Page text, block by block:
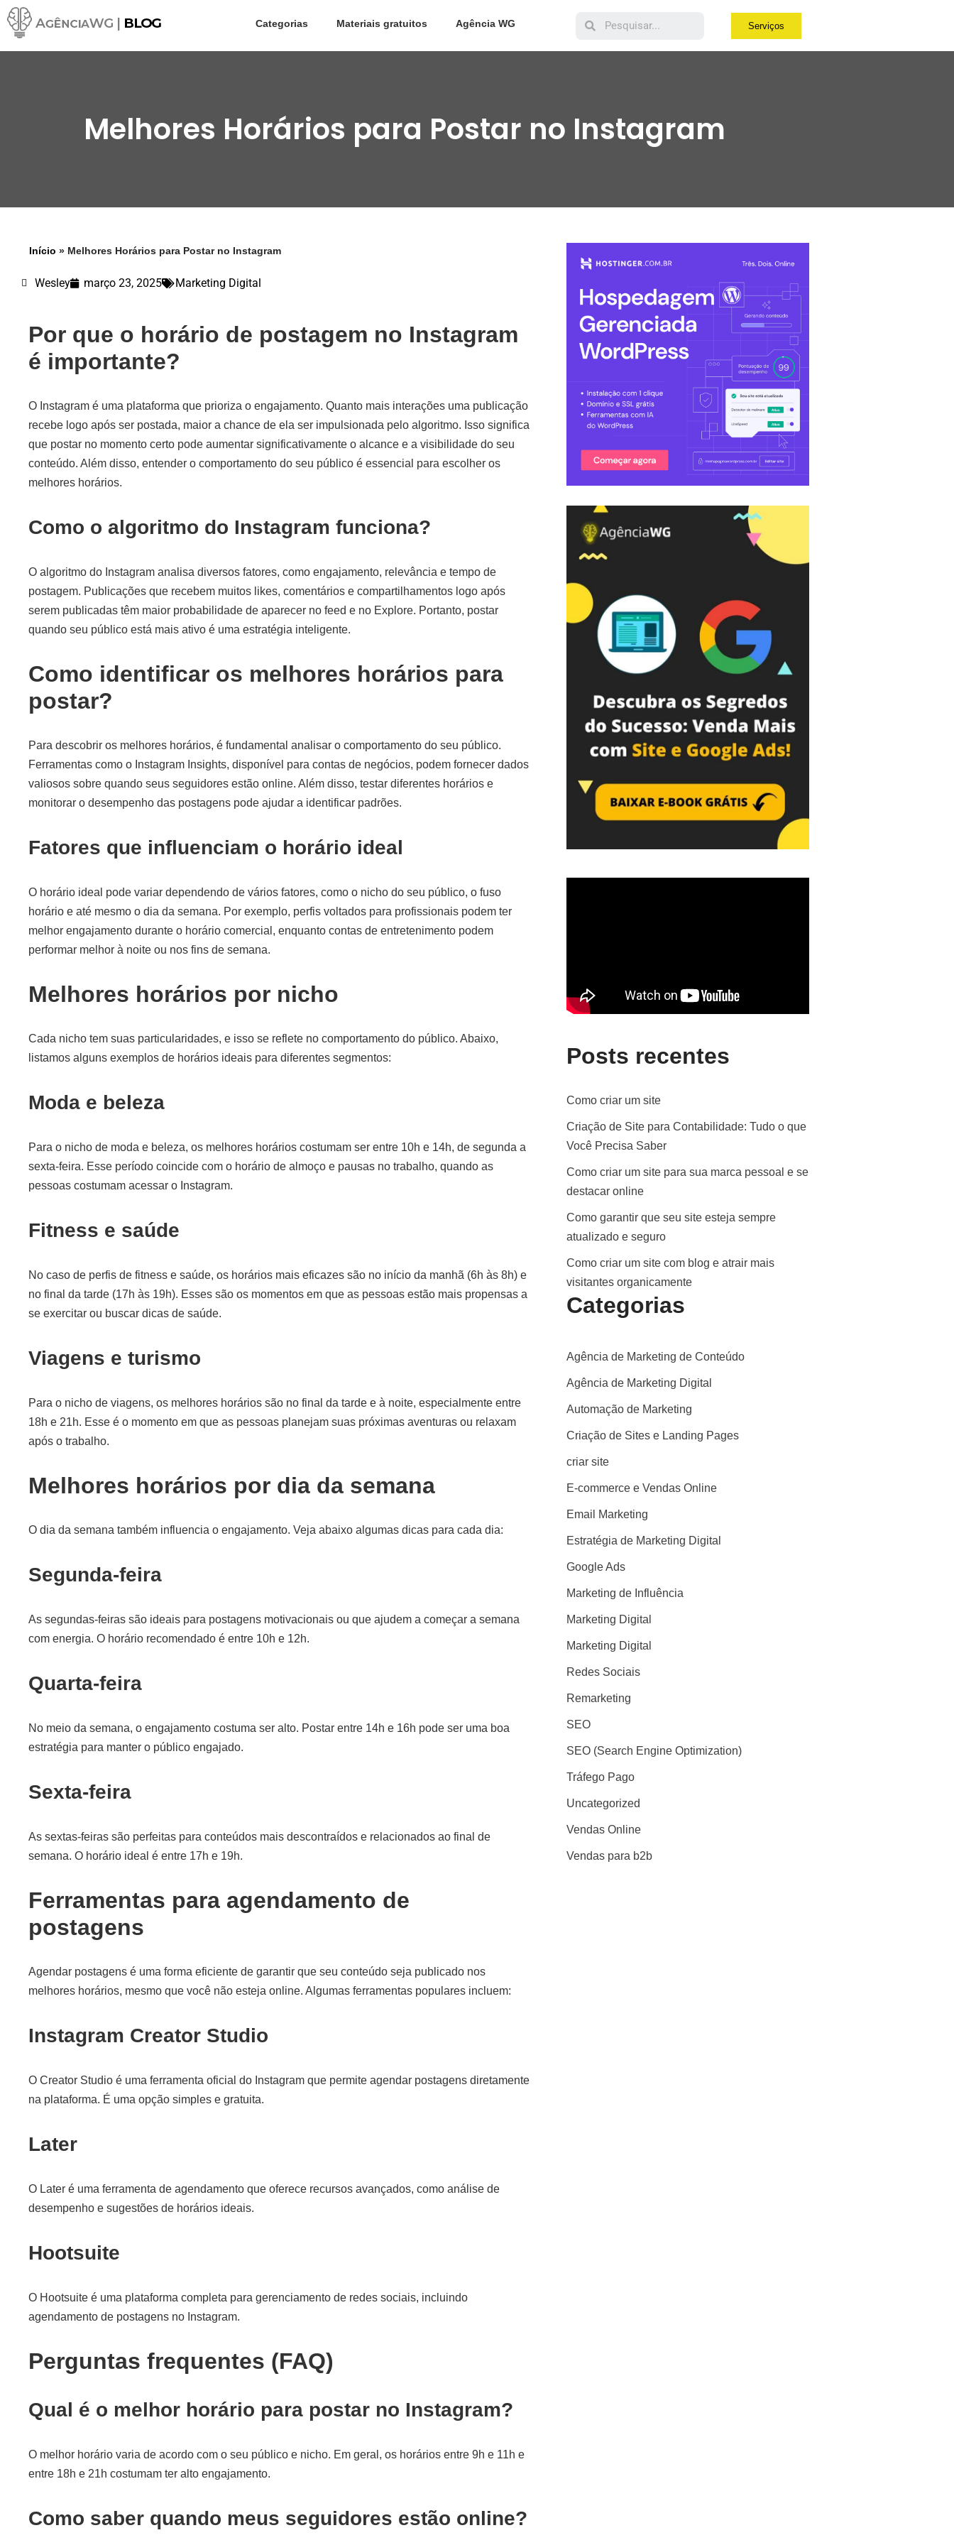
Pular
Categorias Materiais gratuitos Agência WG Serviços
Melhores Horários para Postar no Instagram
Início » Melhores Horários para Postar no Instagram
Wesley março 23, 2025 Marketing Digital
Por que o horário de postagem no Instagram
é importante?
O Instagram é uma plataforma que prioriza o engajamento. Quanto mais interações uma publicação
recebe logo após ser postada, maior a chance de ela ser impulsionada pelo algoritmo. Isso significa
que postar no momento certo pode aumentar significativamente o alcance e a visibilidade do seu
conteúdo. Além disso, entender o comportamento do seu público é essencial para escolher os
melhores horários.
Como o algoritmo do Instagram funciona?
O algoritmo do Instagram analisa diversos fatores, como engajamento, relevância e tempo de
postagem. Publicações que recebem muitos likes, comentários e compartilhamentos logo após
serem publicadas têm maior probabilidade de aparecer no feed e no Explore. Portanto, postar
quando seu público está mais ativo é uma estratégia inteligente.
Como identificar os melhores horários para
postar?
Para descobrir os melhores horários, é fundamental analisar o comportamento do seu público.
Ferramentas como o Instagram Insights, disponível para contas de negócios, podem fornecer dados
valiosos sobre quando seus seguidores estão online. Além disso, testar diferentes horários e
monitorar o desempenho das postagens pode ajudar a identificar padrões.
Fatores que influenciam o horário ideal
O horário ideal pode variar dependendo de vários fatores, como o nicho do seu público, o fuso
horário e até mesmo o dia da semana. Por exemplo, perfis voltados para profissionais podem ter
melhor engajamento durante o horário comercial, enquanto contas de entretenimento podem
performar melhor à noite ou nos fins de semana.
Melhores horários por nicho
Cada nicho tem suas particularidades, e isso se reflete no comportamento do público. Abaixo,
listamos alguns exemplos de horários ideais para diferentes segmentos:
Moda e beleza
Para o nicho de moda e beleza, os melhores horários costumam ser entre 10h e 14h, de segunda a
sexta-feira. Esse período coincide com o horário de almoço e pausas no trabalho, quando as
pessoas costumam acessar o Instagram.
Fitness e saúde
No caso de perfis de fitness e saúde, os horários mais eficazes são no início da manhã (6h às 8h) e
no final da tarde (17h às 19h). Esses são os momentos em que as pessoas estão mais propensas a
se exercitar ou buscar dicas de saúde.
Viagens e turismo
Para o nicho de viagens, os melhores horários são no final da tarde e à noite, especialmente entre
18h e 21h. Esse é o momento em que as pessoas planejam suas próximas aventuras ou relaxam
após o trabalho.
Melhores horários por dia da semana
O dia da semana também influencia o engajamento. Veja abaixo algumas dicas para cada dia:
Segunda-feira
As segundas-feiras são ideais para postagens motivacionais ou que ajudem a começar a semana
com energia. O horário recomendado é entre 10h e 12h.
Quarta-feira
No meio da semana, o engajamento costuma ser alto. Postar entre 14h e 16h pode ser uma boa
estratégia para manter o público engajado.
Sexta-feira
As sextas-feiras são perfeitas para conteúdos mais descontraídos e relacionados ao final de
semana. O horário ideal é entre 17h e 19h.
Ferramentas para agendamento de
postagens
Agendar postagens é uma forma eficiente de garantir que seu conteúdo seja publicado nos
melhores horários, mesmo que você não esteja online. Algumas ferramentas populares incluem:
Instagram Creator Studio
O Creator Studio é uma ferramenta oficial do Instagram que permite agendar postagens diretamente
na plataforma. É uma opção simples e gratuita.
Later
O Later é uma ferramenta de agendamento que oferece recursos avançados, como análise de
desempenho e sugestões de horários ideais.
Hootsuite
O Hootsuite é uma plataforma completa para gerenciamento de redes sociais, incluindo
agendamento de postagens no Instagram.
Perguntas frequentes (FAQ)
Qual é o melhor horário para postar no Instagram?
O melhor horário varia de acordo com o seu público e nicho. Em geral, os horários entre 9h e 11h e
entre 18h e 21h costumam ter alto engajamento.
Como saber quando meus seguidores estão online?
Posts recentes
Como criar um site
Criação de Site para Contabilidade: Tudo o que
Você Precisa Saber
Como criar um site para sua marca pessoal e se
destacar online
Como garantir que seu site esteja sempre
atualizado e seguro
Como criar um site com blog e atrair mais
visitantes organicamente
Categorias
Agência de Marketing de Conteúdo
Agência de Marketing Digital
Automação de Marketing
Criação de Sites e Landing Pages
criar site
E-commerce e Vendas Online
Email Marketing
Estratégia de Marketing Digital
Google Ads
Marketing de Influência
Marketing Digital
Marketing Digital
Redes Sociais
Remarketing
SEO
SEO (Search Engine Optimization)
Tráfego Pago
Uncategorized
Vendas Online
Vendas para b2b